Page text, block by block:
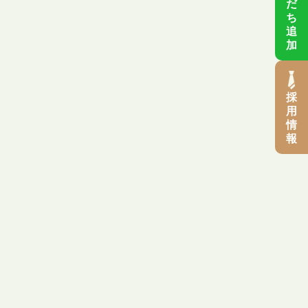
だ
ち
追
加
採
用
情
報